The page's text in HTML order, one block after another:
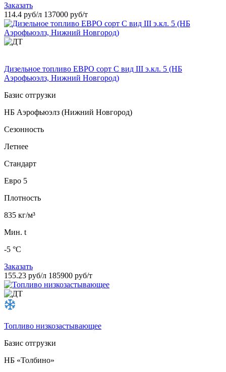
Заказать
114.4 руб/л 137000 руб/т
Дизельное топливо ЕВРО сорт C вид III э.кл. 5 (НБ
Аэрофьюэлз, Нижний Новгород)
Базис отгрузки
НБ Аэрофьюэлз (Нижний Новгород)
Сезонность
Летнее
Стандарт
Евро 5
Плотность
835 кг/м³
Мин. t
-5 °C
Заказать
155.23 руб/л 185900 руб/т
Топливо низкозастывающее
Базис отгрузки
НБ «Толбино»